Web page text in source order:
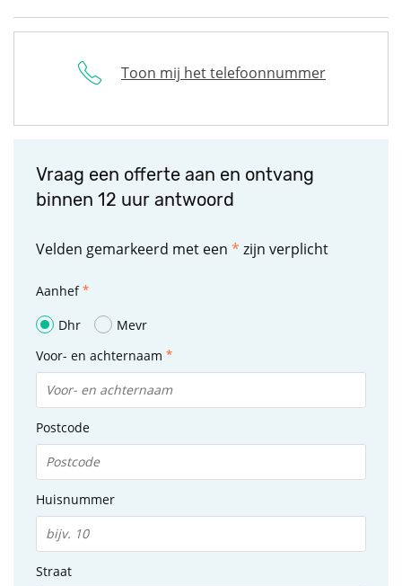
Toon mij het telefoonnummer
Vraag een offerte aan en ontvang
binnen 12 uur antwoord
Velden gemarkeerd met een * zijn verplicht
Aanhef
Dhr
Mevr
Voor- en achternaam
Postcode
Huisnummer
Straat